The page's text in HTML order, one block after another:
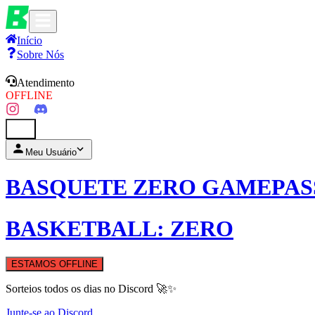
Início
Sobre Nós
Atendimento
OFFLINE
Meu Usuário
BASQUETE ZERO
BASKETBALL: ZERO
ESTAMOS OFFLINE
Sorteios todos os dias no Discord 🚀✨